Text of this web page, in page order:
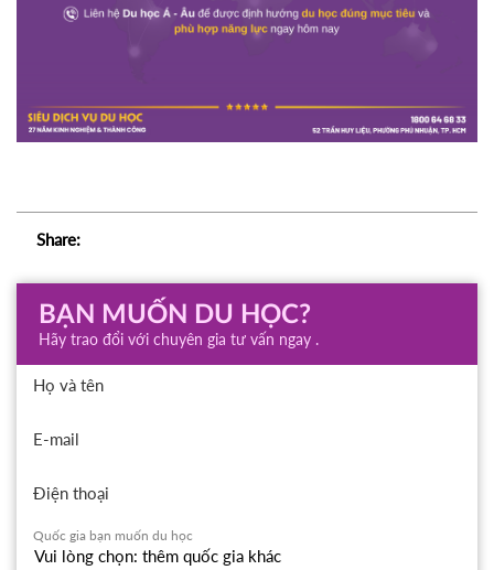
Share:
BẠN MUỐN DU HỌC?
Hãy trao đổi với chuyên gia tư vấn ngay .
Họ và tên
E-mail
Điện thoại
Quốc gia bạn muốn du học